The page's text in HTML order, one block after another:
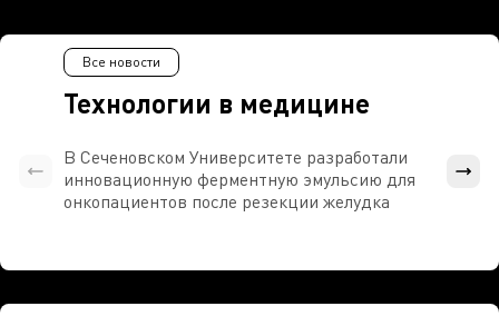
Технологии в медицине
Все новости
В Сеченовском Университете разработали
инновационную ферментную эмульсию для
онкопациентов после резекции желудка